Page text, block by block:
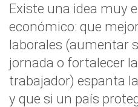
Existe una idea muy
económico: que
laborales (aumentar
jornada o fortalecer
trabajador) espanta
y que si un país